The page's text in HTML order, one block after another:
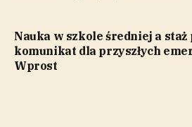
Nauka w szkole średniej a staż
komunikat dla przyszłych
Wprost